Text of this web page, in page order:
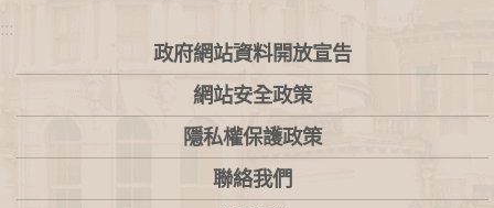
:::
政府網站資料開放宣告
網站安全政策
隱私權保護政策
聯絡我們